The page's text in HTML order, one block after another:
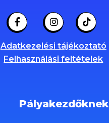
Adatkezelési tájékoztató
Felhasználási feltételek
Pályakezdőknek